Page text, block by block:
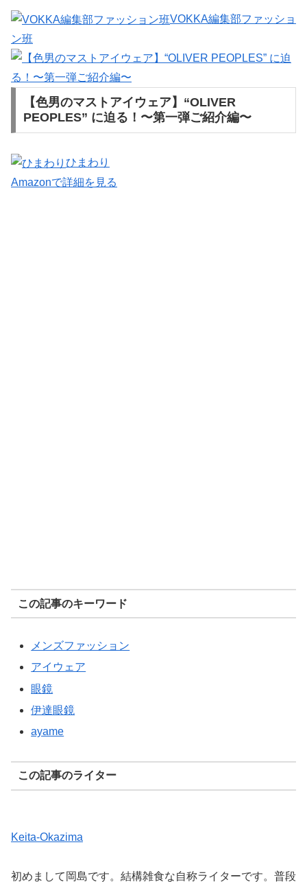
VOKKA編集部ファッショ
ン班
【色男のマストアイウェア】“OLIVER
PEOPLES” に迫る！〜第一弾ご紹介編〜
ひまわり
Amazonで詳細を見る
この記事のキーワード
メンズファッション
アイウェア
眼鏡
伊達眼鏡
ayame
この記事のライター
Keita-Okazima
初めまして岡島です。結構雑食な自称ライターです。普段